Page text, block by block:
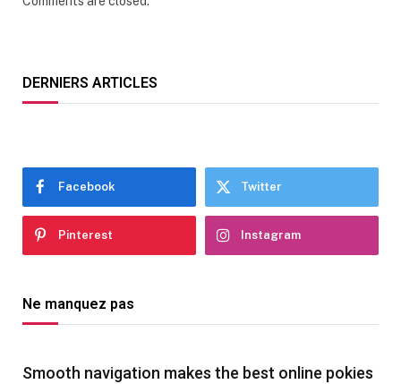
DERNIERS ARTICLES
Facebook Twitter
Pinterest Instagram
Ne manquez pas
Smooth navigation makes the best online pokies